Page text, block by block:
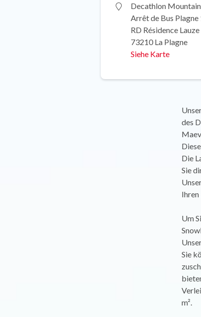
Decathlon
Arrêt de Bus Plagne
RD Résidence
73210 La Plagne
Siehe Karte
des
Die
Sie
Um
Sie
m².